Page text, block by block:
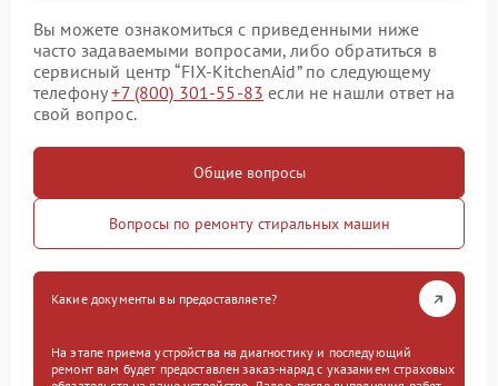
Вы можете ознакомиться с приведенными ниже
часто задаваемыми вопросами, либо обратиться в
сервисный центр “FIX-KitchenAid” по следующему
телефону+7 (800) 301-55-83 если не нашли ответ на
свой вопрос.
Общие вопросы
Вопросы по ремонту стиральных машин
Какие документы вы предоставляете?
На этапе приема устройства на диагностику и последующий
ремонт вам будет предоставлен заказ-наряд с указанием страховых